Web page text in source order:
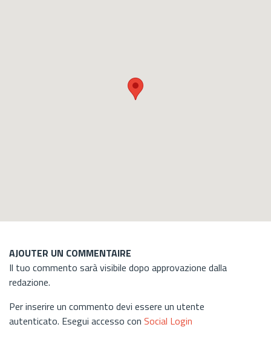
AJOUTER UN COMMENTAIRE
Il tuo commento sarà visibile dopo approvazione dalla
redazione.
Per inserire un commento devi essere un utente
autenticato. Esegui accesso con Social Login